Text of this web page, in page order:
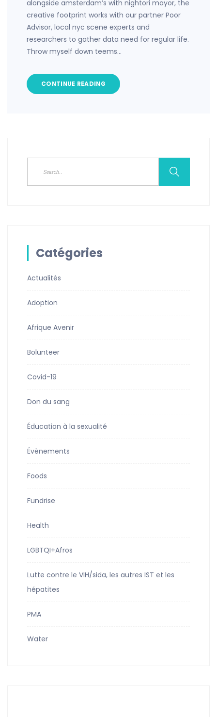
alongside amsterdam’s with nightori mayor, the
creative footprint works with our partner Poor
Advisor, local nyc scene experts and
researchers to gather data need for regular life.
Throw myself down teems…
CONTINUE READING
Catégories
Actualités
Adoption
Afrique Avenir
Bolunteer
Covid-19
Don du sang
Éducation à la sexualité
Évènements
Foods
Fundrise
Health
LGBTQI+Afros
Lutte contre le VIH/sida, les autres IST et les
hépatites
PMA
Water